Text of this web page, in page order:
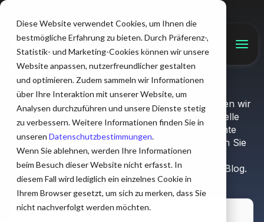
Diese Website verwendet Cookies, um Ihnen die
bestmögliche Erfahrung zu bieten. Durch Präferenz-,
Statistik- und Marketing-Cookies können wir unsere
Website anpassen, nutzerfreundlicher gestalten
und optimieren. Zudem sammeln wir Informationen
über Ihre Interaktion mit unserer Website, um
Analysen durchzuführen und unsere Dienste stetig
zu verbessern. Weitere Informationen finden Sie in
unseren Datenschutzbestimmungen.
Wenn Sie ablehnen, werden Ihre Informationen
beim Besuch dieser Website nicht erfasst. In
diesem Fall wird lediglich ein einzelnes Cookie in
Ihrem Browser gesetzt, um sich zu merken, dass Sie
nicht nachverfolgt werden möchten.
Wissensschub für Ihr
B2B-Marketing
Willkommen auf dem Blog von PARK 7! Hier teilen wir
unser Know-how rund um B2B-Marketing, aktuelle
Trends und praxisnahe Tipps. Weitere interessante
Inhalte finden Sie in unserer Mediathek. Möchten Sie
regelmäßig über aktuelle Blogbeiträge informiert
werden? Dann abonnieren Sie einfach unseren Blog.